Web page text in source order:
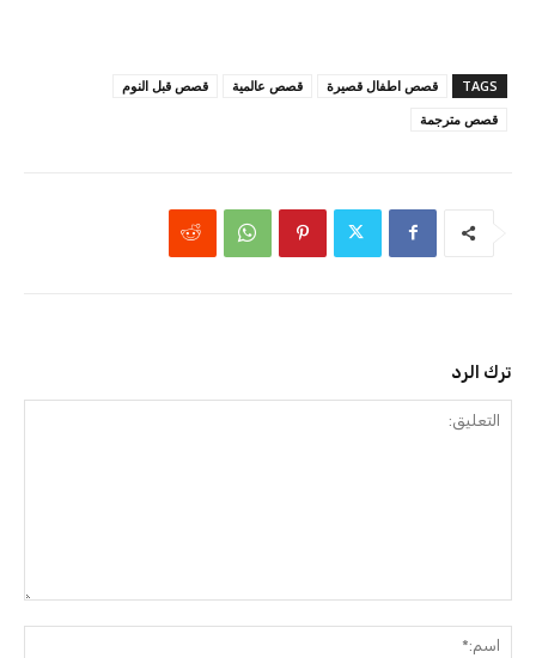
TAGS قصص اطفال قصيرة قصص عالمية
قصص قبل النوم
قصص مترجمة
ترك الرد